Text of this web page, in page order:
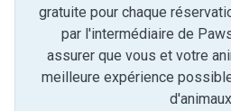
gratuite pour chaque
par l'intermédiaire de
assurer que vous et votre
meilleure expérience